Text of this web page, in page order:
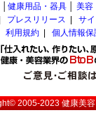
健康用品・器具 美容
プレスリリース
サ
利用規約 個人情報
2005-2023健康美